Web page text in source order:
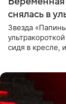
снялась в
Звезда
сидя в кресле,